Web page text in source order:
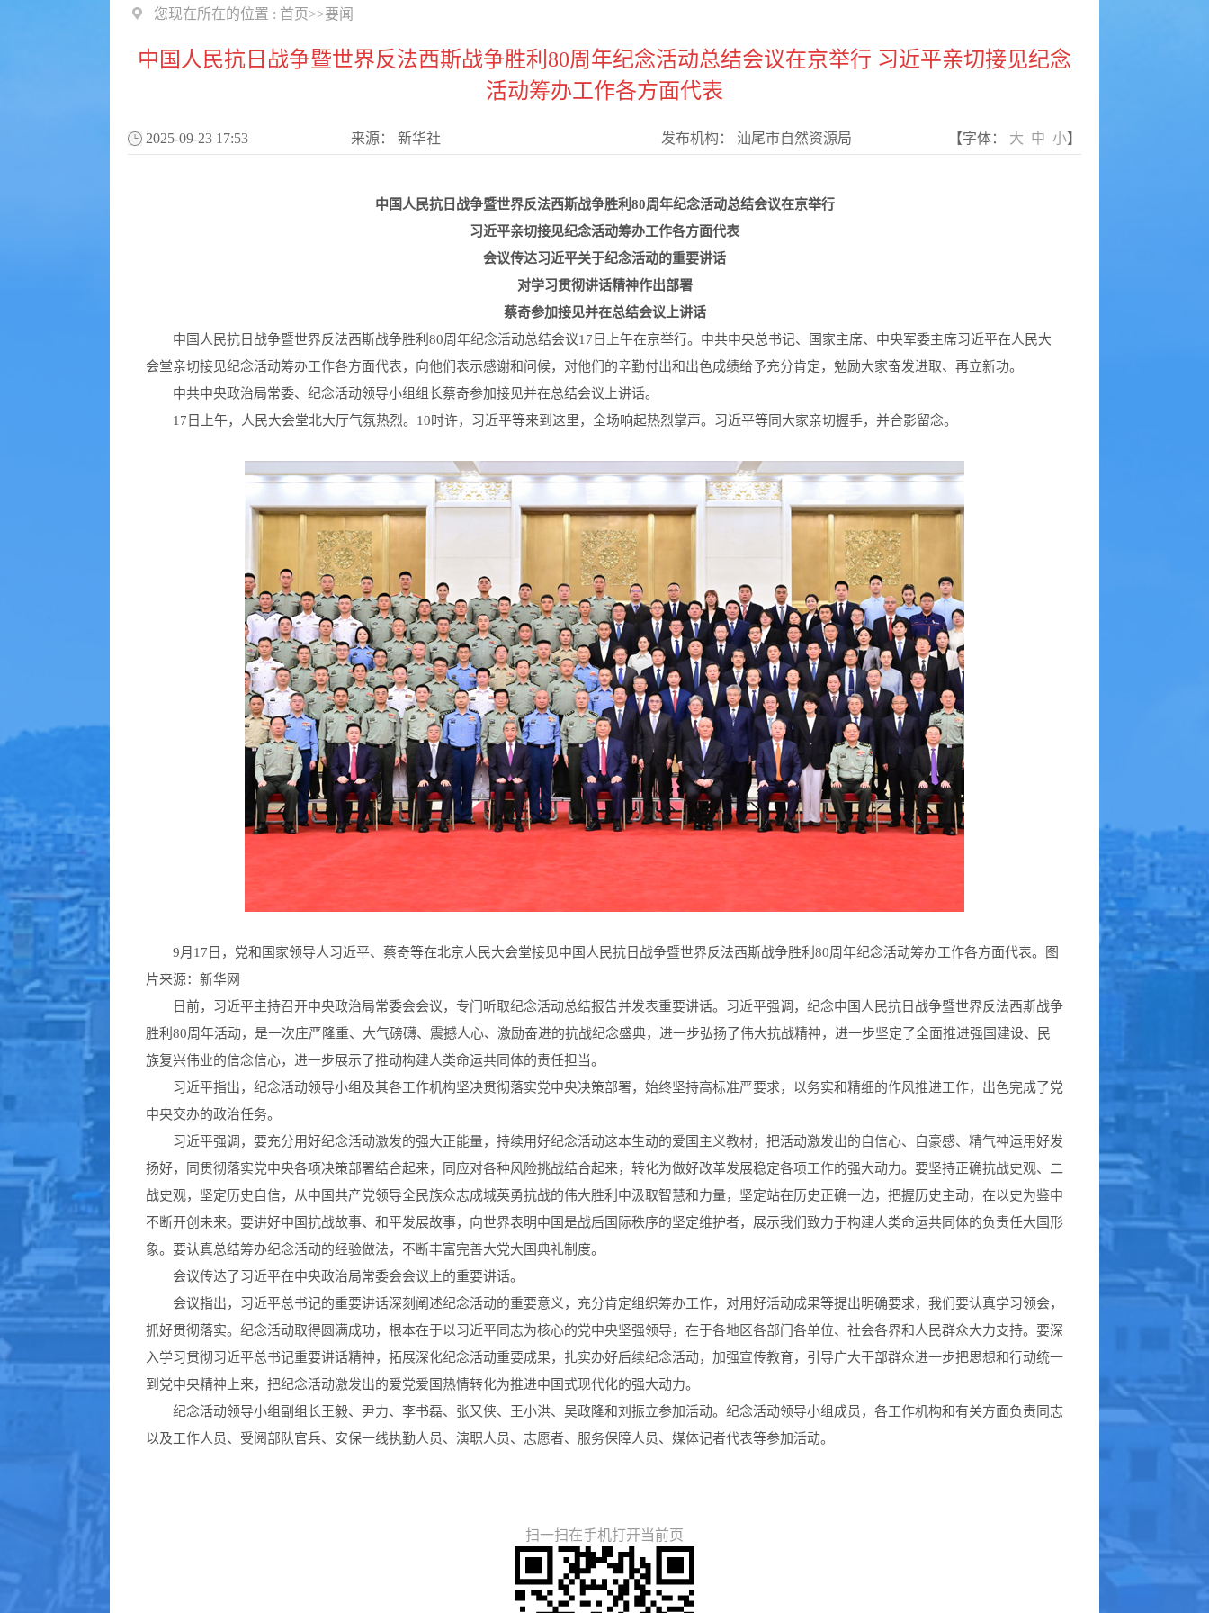
您现在所在的位置 : 首页>>要闻
中国人民抗日战争暨世界反法西斯战争胜利80周年纪念活动总结会议在京举行 习近平亲切接见纪念
活动筹办工作各方面代表
2025-09-23 17:53 来源： 新华社 发布机构： 汕尾市自然资源局 【字体： 大 中 小】
中国人民抗日战争暨世界反法西斯战争胜利80周年纪念活动总结会议在京举行
习近平亲切接见纪念活动筹办工作各方面代表
会议传达习近平关于纪念活动的重要讲话
对学习贯彻讲话精神作出部署
蔡奇参加接见并在总结会议上讲话
中国人民抗日战争暨世界反法西斯战争胜利80周年纪念活动总结会议17日上午在京举行。中共中央总书记、国家主席、中央军委主席习近平在人民大
会堂亲切接见纪念活动筹办工作各方面代表，向他们表示感谢和问候，对他们的辛勤付出和出色成绩给予充分肯定，勉励大家奋发进取、再立新功。
中共中央政治局常委、纪念活动领导小组组长蔡奇参加接见并在总结会议上讲话。
17日上午，人民大会堂北大厅气氛热烈。10时许，习近平等来到这里，全场响起热烈掌声。习近平等同大家亲切握手，并合影留念。
9月17日，党和国家领导人习近平、蔡奇等在北京人民大会堂接见中国人民抗日战争暨世界反法西斯战争胜利80周年纪念活动筹办工作各方面代表。图
片来源：新华网
日前，习近平主持召开中央政治局常委会会议，专门听取纪念活动总结报告并发表重要讲话。习近平强调，纪念中国人民抗日战争暨世界反法西斯战争
胜利80周年活动，是一次庄严隆重、大气磅礴、震撼人心、激励奋进的抗战纪念盛典，进一步弘扬了伟大抗战精神，进一步坚定了全面推进强国建设、民
族复兴伟业的信念信心，进一步展示了推动构建人类命运共同体的责任担当。
习近平指出，纪念活动领导小组及其各工作机构坚决贯彻落实党中央决策部署，始终坚持高标准严要求，以务实和精细的作风推进工作，出色完成了党
中央交办的政治任务。
习近平强调，要充分用好纪念活动激发的强大正能量，持续用好纪念活动这本生动的爱国主义教材，把活动激发出的自信心、自豪感、精气神运用好发
扬好，同贯彻落实党中央各项决策部署结合起来，同应对各种风险挑战结合起来，转化为做好改革发展稳定各项工作的强大动力。要坚持正确抗战史观、二
战史观，坚定历史自信，从中国共产党领导全民族众志成城英勇抗战的伟大胜利中汲取智慧和力量，坚定站在历史正确一边，把握历史主动，在以史为鉴中
不断开创未来。要讲好中国抗战故事、和平发展故事，向世界表明中国是战后国际秩序的坚定维护者，展示我们致力于构建人类命运共同体的负责任大国形
象。要认真总结筹办纪念活动的经验做法，不断丰富完善大党大国典礼制度。
会议传达了习近平在中央政治局常委会会议上的重要讲话。
会议指出，习近平总书记的重要讲话深刻阐述纪念活动的重要意义，充分肯定组织筹办工作，对用好活动成果等提出明确要求，我们要认真学习领会，
抓好贯彻落实。纪念活动取得圆满成功，根本在于以习近平同志为核心的党中央坚强领导，在于各地区各部门各单位、社会各界和人民群众大力支持。要深
入学习贯彻习近平总书记重要讲话精神，拓展深化纪念活动重要成果，扎实办好后续纪念活动，加强宣传教育，引导广大干部群众进一步把思想和行动统一
到党中央精神上来，把纪念活动激发出的爱党爱国热情转化为推进中国式现代化的强大动力。
纪念活动领导小组副组长王毅、尹力、李书磊、张又侠、王小洪、吴政隆和刘振立参加活动。纪念活动领导小组成员，各工作机构和有关方面负责同志
以及工作人员、受阅部队官兵、安保一线执勤人员、演职人员、志愿者、服务保障人员、媒体记者代表等参加活动。
扫一扫在手机打开当前页